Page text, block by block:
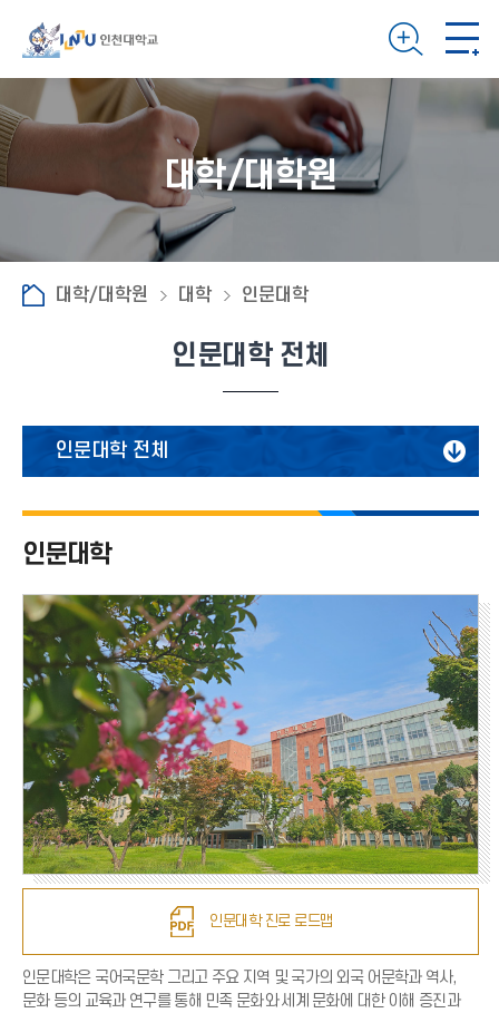
대학/대학원
대학/대학원 대학 인문대학
인문대학 전체
인문대학 전체
국어국문학과
영어영문학과
독어독문학과
불어불문학과
일본지역문화학과
중어중국학과
인문대학 진로 로드맵
인문대학
인문대학은 국어국문학 그리고 주요 지역 및 국가의 외국 어문학과 역사,
문화 등의 교육과 연구를 통해 민족 문화와 세계 문화에 대한 이해 증진과